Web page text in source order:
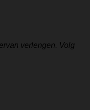
verlengen. Volg